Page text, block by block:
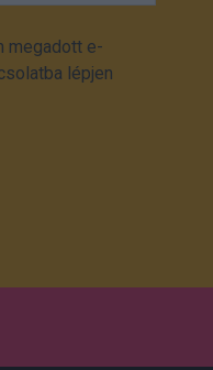
megadott e-
lépjen